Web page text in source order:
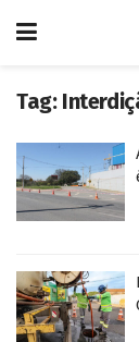
Tag: